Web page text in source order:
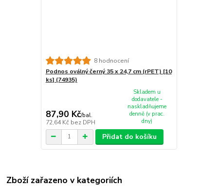
8 hodnocení
Podnos oválný černý 35 x 24,7 cm (rPET) [10
ks] (74935)
87,90 Kč/bal.
72,64 Kč bez DPH
Skladem u
dodavatele -
naskladňujeme
denně (v prac.
dny)
Přidat do košíku
Zboží zařazeno v kategoriích